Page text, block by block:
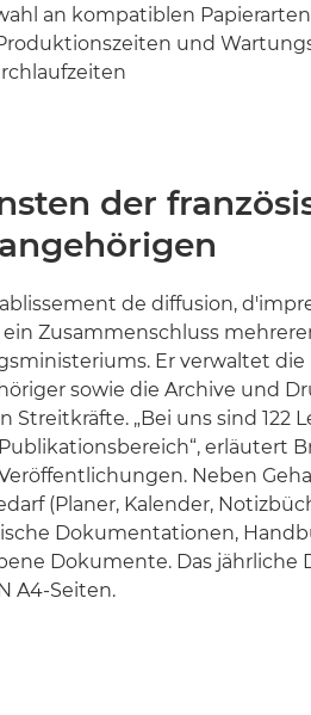
an kompatiblen
und
der
de diffusion,
ein Zusammenschluss
Er verwaltet
sowie die Archive und
Streitkräfte. „Bei uns sind
erläutert
Neben
(Planer, Kalender,
Dokumentationen,
Dokumente. Das jährliche
A4-Seiten.